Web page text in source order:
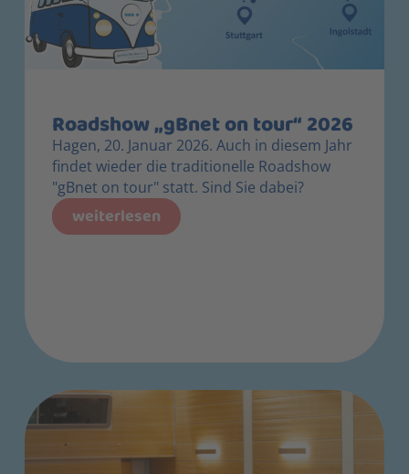
Roadshow „gBnet on tour“ 2026
Hagen, 20. Januar 2026. Auch in diesem Jahr
findet wieder die traditionelle Roadshow
"gBnet on tour" statt. Sind Sie dabei?
weiterlesen